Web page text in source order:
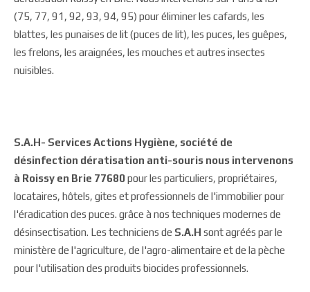
(75, 77, 91, 92, 93, 94, 95) pour éliminer les cafards, les
blattes, les punaises de lit (puces de lit), les puces, les guêpes,
les frelons, les araignées, les mouches et autres insectes
nuisibles.
S.A.H- Services Actions Hygiène, société de
désinfection dératisation anti-souris nous intervenons
à Roissy en Brie 77680pour les particuliers, propriétaires,
locataires, hôtels, gites et professionnels de l'immobilier pour
l'éradication des puces. grâce à nos techniques modernes de
désinsectisation. Les techniciens de S.A.H sont agréés par le
ministère de l'agriculture, de l'agro-alimentaire et de la pèche
pour l'utilisation des produits biocides professionnels.